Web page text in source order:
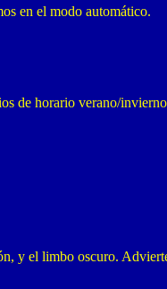
en el modo automático.
de horario verano/
y el limbo oscuro.